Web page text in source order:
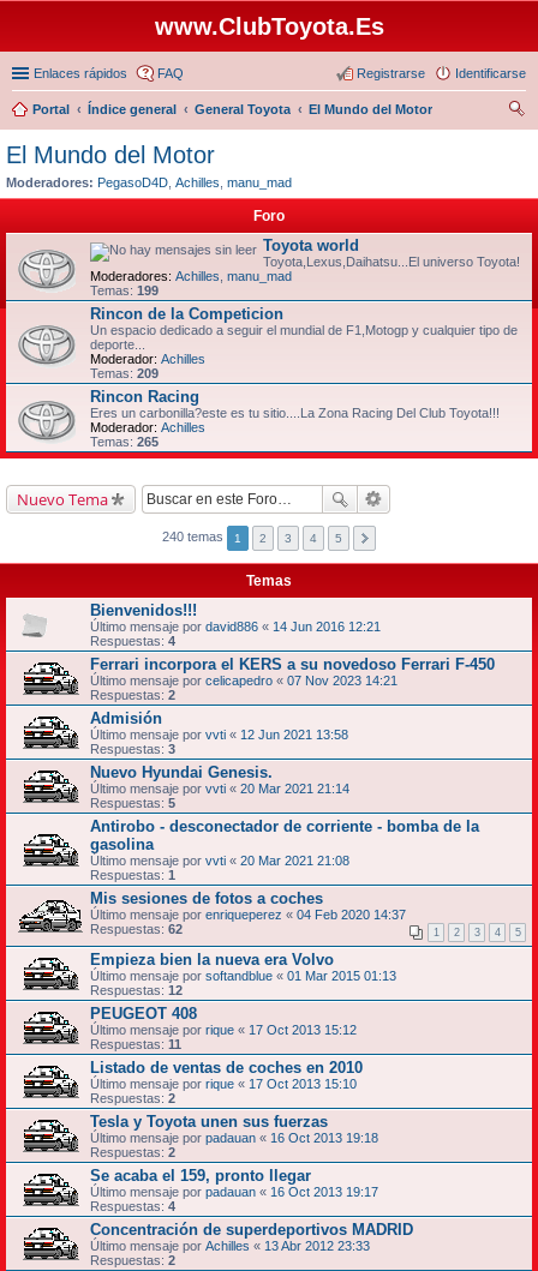
www.ClubToyota.Es
Enlaces rápidos FAQ Identificarse
Registrarse
Portal Índice general General Toyota
El Mundo del Motor
El Mundo del Motor
Moderadores: PegasoD4D Achilles manu_mad
Foro
Toyota world
Toyota,Lexus,Daihatsu...El universo Toyota!
Moderadores: Achilles manu_mad
Temas: 199
Rincon de la Competicion
Un espacio dedicado a seguir el mundial de F1,Motogp y cualquier tipo de
deporte...
Moderador: Achilles
Temas: 209
Rincon Racing
Eres un carbonilla?este es tu sitio....La Zona Racing Del Club Toyota!!!
Moderador: Achilles
Temas: 265
Nuevo Tema
240 temas 1 2 3 4 5
Temas
Bienvenidos!!!
Último mensaje por david886 « 14 Jun 2016 12:21
Respuestas: 4
Ferrari incorpora el KERS a su novedoso Ferrari F-450
Último mensaje por celicapedro « 07 Nov 2023 14:21
Respuestas: 2
Admisión
Último mensaje por vvti « 12 Jun 2021 13:58
Respuestas: 3
Nuevo Hyundai Genesis.
Último mensaje por vvti « 20 Mar 2021 21:14
Respuestas: 5
Antirobo - desconectador de corriente - bomba de la
gasolina
Último mensaje por vvti « 20 Mar 2021 21:08
Respuestas: 1
Mis sesiones de fotos a coches
Último mensaje por enriqueperez « 04 Feb 2020 14:37
Respuestas: 62 1 2 3 4 5
Empieza bien la nueva era Volvo
Último mensaje por softandblue « 01 Mar 2015 01:13
Respuestas: 12
PEUGEOT 408
Último mensaje por rique « 17 Oct 2013 15:12
Respuestas: 11
Listado de ventas de coches en 2010
Último mensaje por rique « 17 Oct 2013 15:10
Respuestas: 2
Tesla y Toyota unen sus fuerzas
Último mensaje por padauan « 16 Oct 2013 19:18
Respuestas: 2
Se acaba el 159, pronto llegar
Último mensaje por padauan « 16 Oct 2013 19:17
Respuestas: 4
Concentración de superdeportivos MADRID
Último mensaje por Achilles « 13 Abr 2012 23:33
Respuestas: 2